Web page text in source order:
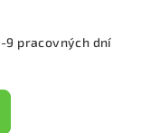
9 pracovných dní